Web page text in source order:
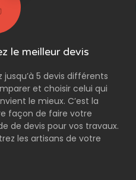
le meilleur devis
jusqu’à 5 devis différents
et choisir celui qui
le mieux. C’est la
façon de faire votre
de devis pour vos travaux.
les artisans de votre